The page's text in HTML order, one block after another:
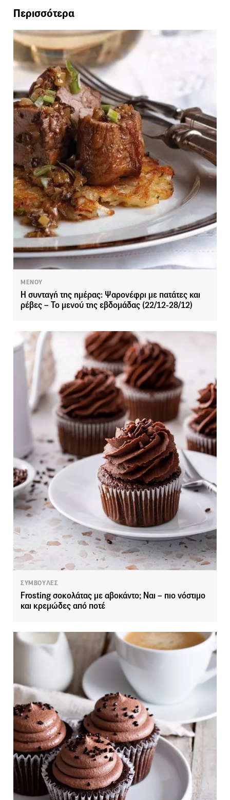
Περισσότερα
ΜΕΝΟΥ
Η συνταγή της ημέρας: Ψαρονέφρι με πατάτες και
ρέβες – Το μενού της εβδομάδας (22/12-28/12)
ΣΥΜΒΟΥΛΕΣ
Frosting σοκολάτας με αβοκάντο; Ναι – πιο νόστιμο
και κρεμώδες από ποτέ